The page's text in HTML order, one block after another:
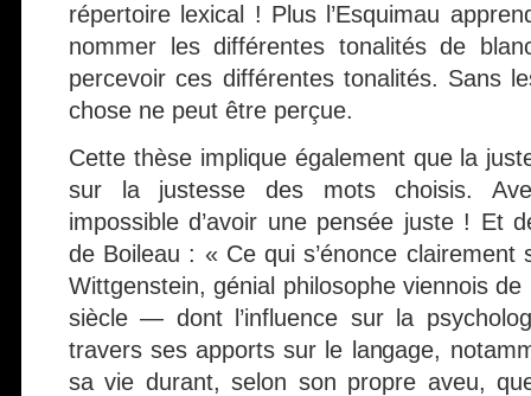
répertoire lexical ! Plus l’Esquimau
nommer les différentes tonalités de
percevoir ces différentes tonalités. Sans
chose ne peut être perçue.
Cette thèse implique également que la
sur la justesse des mots choisis.
impossible d’avoir une pensée juste ! Et
de Boileau : « Ce qui s’énonce
Wittgenstein, génial philosophe viennois
siècle — dont l’influence sur la
travers ses apports sur le langage,
sa vie durant, selon son propre aveu,